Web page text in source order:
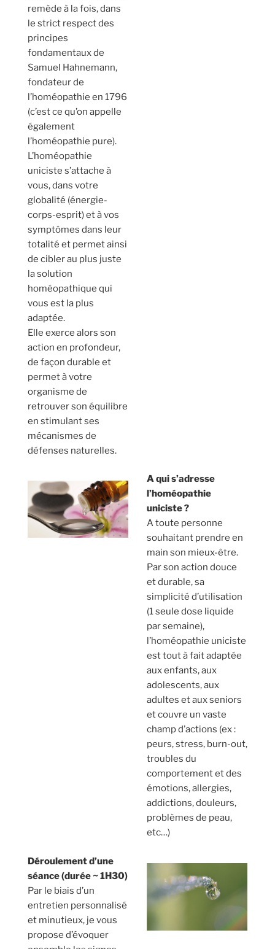
remède à la fois, dans
le strict respect des
principes
fondamentaux de
Samuel Hahnemann,
fondateur de
l’homéopathie en 1796
(c’est ce qu’on appelle
également
l’homéopathie pure).
L’homéopathie
uniciste s’attache à
vous, dans votre
globalité (énergie-
corps-esprit) et à vos
symptômes dans leur
totalité et permet ainsi
de cibler au plus juste
la solution
homéopathique qui
vous est la plus
adaptée.
Elle exerce alors son
action en profondeur,
de façon durable et
permet à votre
organisme de
retrouver son équilibre
en stimulant ses
mécanismes de
défenses naturelles.
A qui s’adresse
l’homéopathie
uniciste ?
A toute personne
souhaitant prendre en
main son mieux-être.
Par son action douce
et durable, sa
simplicité d’utilisation
(1 seule dose liquide
par semaine),
l’homéopathie uniciste
est tout à fait adaptée
aux enfants, aux
adolescents, aux
adultes et aux seniors
et couvre un vaste
champ d’actions (ex :
peurs, stress, burn-out,
troubles du
comportement et des
émotions, allergies,
addictions, douleurs,
problèmes de peau,
etc…)
Déroulement d’une
séance (durée ~ 1H30)
Par le biais d’un
entretien personnalisé
et minutieux, je vous
propose d’évoquer